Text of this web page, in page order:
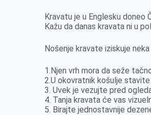
Kravatu je u Englesku doneo
Kažu da danas kravata ni u
Nošenje kravate iziskuje neka
1.Njen vrh mora da seže
2.U okovratnik košulje
3. Uvek je vezujte pred
4. Tanja kravata će vas
5. Birajte jednostavnije